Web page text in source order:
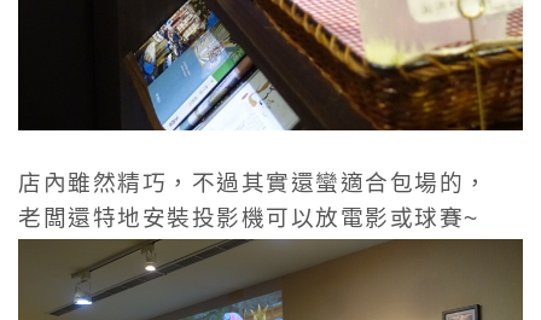
店內雖然精巧，不過其實還蠻適合包場的，
老闆還特地安裝投影機可以放電影或球賽~